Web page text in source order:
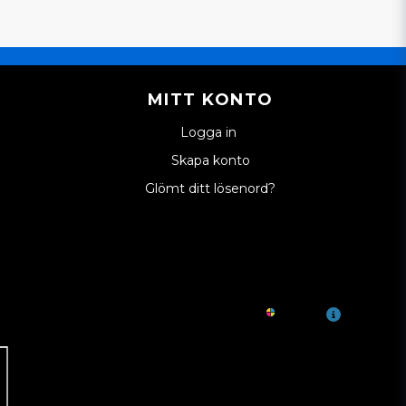
MITT KONTO
Logga in
Skapa konto
Glömt ditt lösenord?